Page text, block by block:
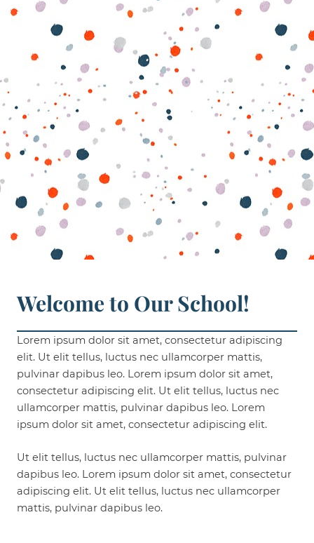
Welcome to Our School!
Lorem ipsum dolor sit amet, consectetur adipiscing
elit. Ut elit tellus, luctus nec ullamcorper mattis,
pulvinar dapibus leo. Lorem ipsum dolor sit amet,
consectetur adipiscing elit. Ut elit tellus, luctus nec
ullamcorper mattis, pulvinar dapibus leo. Lorem
ipsum dolor sit amet, consectetur adipiscing elit.
Ut elit tellus, luctus nec ullamcorper mattis, pulvinar
dapibus leo. Lorem ipsum dolor sit amet, consectetur
adipiscing elit. Ut elit tellus, luctus nec ullamcorper
mattis, pulvinar dapibus leo.